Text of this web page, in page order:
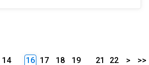
14
16 17 18
19
21 22 > >>